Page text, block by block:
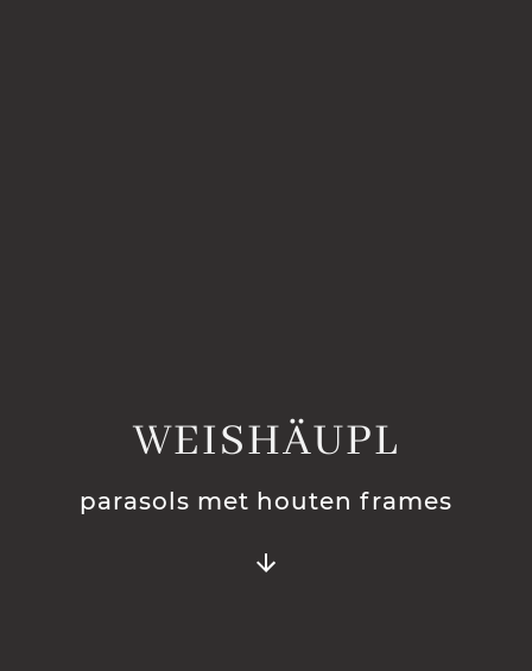
WEISHÄUPL
parasols met houten frames